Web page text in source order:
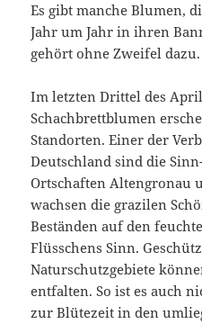
Es gibt manche Blumen,
Jahr um Jahr in ihren
gehört ohne Zweifel dazu.
Im letzten Drittel des
Schachbrettblumen
Standorten. Einer der
Deutschland sind die
Ortschaften Altengronau
wachsen die grazilen
Beständen auf den
Flüsschens Sinn.
Naturschutzgebiete
entfalten. So ist es auch
zur Blütezeit in den